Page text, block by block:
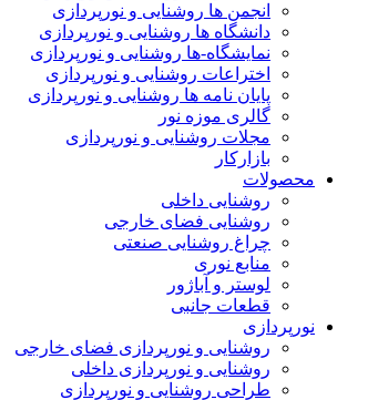
انجمن ها روشنایی و نورپردازی
دانشگاه ها روشنایی و نورپردازی
نمایشگاه-ها روشنایی و نورپردازی
اختراعات روشنایی و نورپردازی
پایان نامه ها روشنایی و نورپردازی
گالری موزه نور
مجلات روشنایی و نورپردازی
بازارکار
محصولات
روشنایی داخلی
روشنایی فضای خارجی
چراغ روشنایی صنعتی
منابع نوری
لوستر و آباژور
قطعات جانبی
نورپردازی
روشنایی و نورپردازی فضای خارجی
روشنایی و نورپردازی داخلی
طراحی روشنایی و نورپردازی